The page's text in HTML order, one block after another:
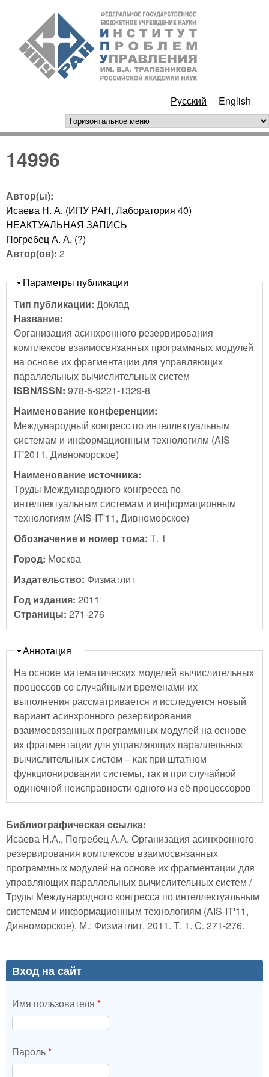
Перейти к основному
содержанию
РАН
Русский English
горизонтальное меню
14996
Автор(ы):
Исаева Н. А. (ИПУ РАН, Лаборатория 40)
НЕАКТУАЛЬНАЯ ЗАПИСЬ
Погребец А. А. (?)
Автор(ов): 2
Скрыть
Параметры публикации
Тип публикации: Доклад
Название:
Организация асинхронного резервирования
комплексов взаимосвязанных программных модулей
на основе их фрагментации для управляющих
параллельных вычислительных систем
ISBN/ISSN: 978-5-9221-1329-8
Наименование конференции:
Mеждународный конгресс по интеллектуальным
системам и информационным технологиям (AIS-
IT'2011, Дивноморское)
Наименование источника:
Труды Международного конгресса по
интеллектуальным системам и информационным
технологиям (AIS-IT'11, Дивноморское)
Обозначение и номер тома: Т. 1
Город: Москва
Издательство: Физматлит
Год издания: 2011
Страницы: 271-276
Скрыть
Аннотация
На основе математических моделей вычислительных
процессов со случайными временами их
выполнения рассматривается и исследуется новый
вариант асинхронного резервирования
взаимосвязанных программных модулей на основе
их фрагментации для управляющих параллельных
вычислительных систем – как при штатном
функционировании системы, так и при случайной
одиночной неисправности одного из её процессоров
Библиографическая ссылка:
Исаева Н.А., Погребец А.А. Организация асинхронного
резервирования комплексов взаимосвязанных
программных модулей на основе их фрагментации для
управляющих параллельных вычислительных систем /
Труды Международного конгресса по интеллектуальным
системам и информационным технологиям (AIS-IT'11,
Дивноморское). М.: Физматлит, 2011. Т. 1. С. 271-276.
Вход на сайт
Имя пользователя *
Пароль*